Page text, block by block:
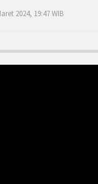
2024, 19:47 WIB